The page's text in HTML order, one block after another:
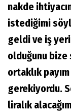
nakde
istediğimi
geldi ve iş
olduğunu bize
ortaklık
gerekiyordu.
liralık